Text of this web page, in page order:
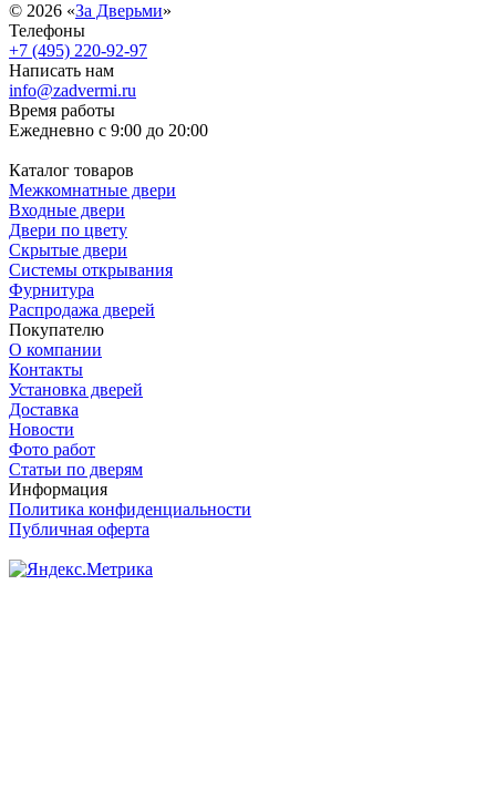
© 2026 «За Дверьми»
Телефоны
+7 (495) 220-92-97
Написать нам
info@zadvermi.ru
Время работы
Ежедневно с 9:00 до 20:00
Каталог товаров
Межкомнатные двери
Входные двери
Двери по цвету
Скрытые двери
Системы открывания
Фурнитура
Распродажа дверей
Покупателю
О компании
Контакты
Установка дверей
Доставка
Новости
Фото работ
Статьи по дверям
Информация
Политика конфиденциальности
Публичная оферта